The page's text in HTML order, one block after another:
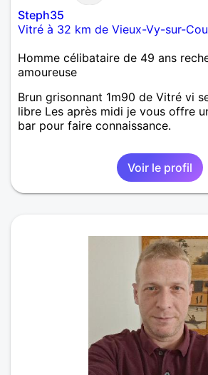
Steph35
Vitré à 32 km de Vieux-Vy-sur-
Homme célibataire de 49 ans
amoureuse
Brun grisonnant 1m90 de Vitré vi
libre Les après midi je vous offre
bar pour faire connaissance.
Voir le profil